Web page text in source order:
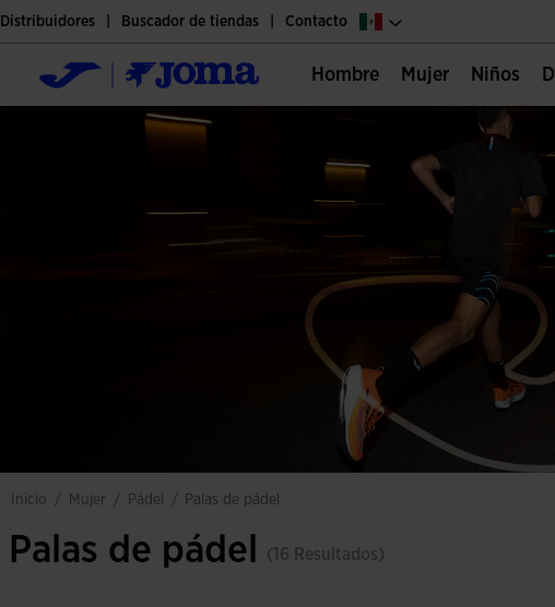
Distribuidores Buscador de tiendas Contacto
Hombre Mujer Niños
inicio / mujer / pádel / palas de pádel
Palas de pádel (16 Resultados)